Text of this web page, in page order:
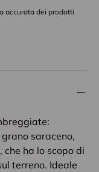
accurata dei prodotti
saraceno,
ha lo scopo di
terreno. Ideale